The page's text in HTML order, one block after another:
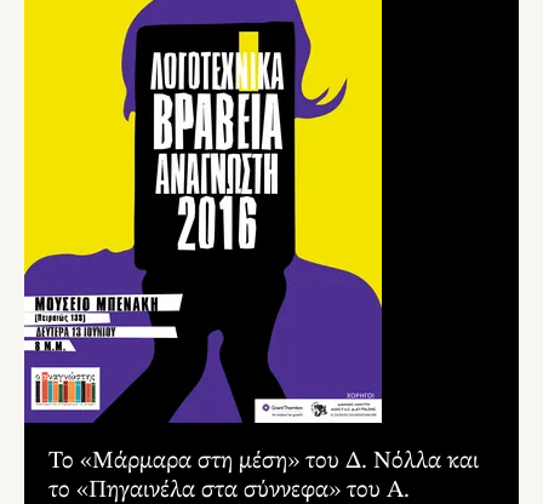
Το «Μάρμαρα στη μέση» του Δ. Νόλλα και
το «Πηγαινέλα στα σύννεφα» του Α.